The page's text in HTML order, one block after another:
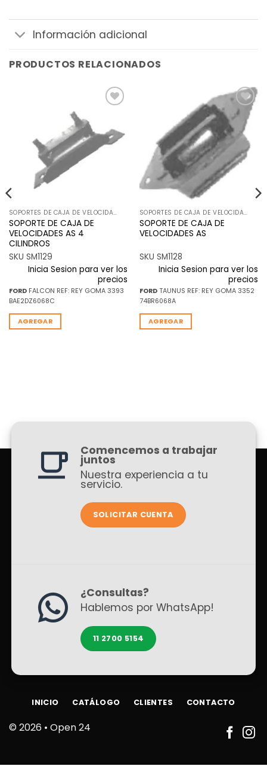
Información adicional
PRODUCTOS RELACIONADOS
lista de
deseos
SOPORTES DE CAJA DE VELOCIDADES
SOPORTE DE CAJA DE
VELOCIDADES AS 4
CILINDROS
SKU SM1129
Inicia Sesion para ver los
precios
FORDFALCON REF: REY GOMA 3393
BAE2DZ6068C
AGREGAR
Añadir
a la
lista de
deseos
SOPORTES DE CAJA DE VELOCIDADES
SOPORTE DE CAJA DE
VELOCIDADES AS
SKU SM1128
Inicia Sesion para ver los
precios
FORDTAUNUS REF: REY GOMA 3352
74BR6068A
AGREGAR
Comencemos a trabajar
juntos
Nuestra experiencia a tu
servicio.
SOLICITAR CUENTA
¿Consultas?
Hablemos por WhatsApp!
11 2700 5154
© 2026 • Open 24
INICIO CATÁLOGO CLIENTES CONTACTO